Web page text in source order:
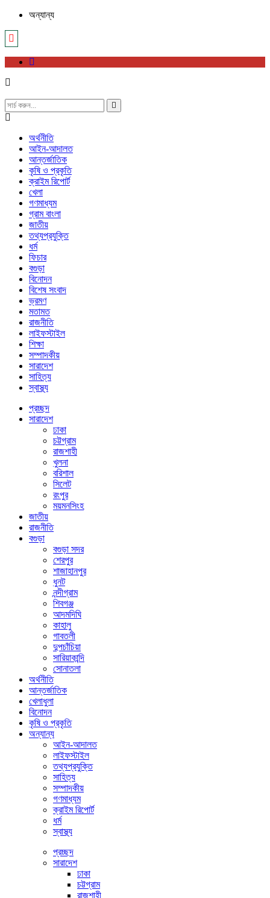
অন্যান্য
অর্থনীতি
আইন-আদালত
আন্তর্জাতিক
কৃষি ও প্রকৃতি
ক্রাইম রিপোর্ট
খেলা
গণমাধ্যম
গ্রাম বাংলা
জাতীয়
তথ্যপ্রযুক্তি
ধর্ম
ফিচার
বগুড়া
বিনোদন
বিশেষ সংবাদ
ভ্রমণ
মতামত
রাজনীতি
লাইফস্টাইল
শিক্ষা
সম্পাদকীয়
সারাদেশ
সাহিত্য
স্বাস্থ্য
প্রচ্ছদ
সারাদেশ
ঢাকা
চট্টগ্রাম
রাজশাহী
খুলনা
বরিশাল
সিলেট
রংপুর
ময়মনসিংহ
জাতীয়
রাজনীতি
বগুড়া
বগুড়া সদর
শেরপুর
শাজাহানপুর
ধুনট
নন্দীগ্রাম
শিবগঞ্জ
আদমদিঘি
কাহালু
গাবতলী
দুপচাঁচিয়া
সারিয়াকান্দি
সোনাতলা
অর্থনীতি
আন্তর্জাতিক
খেলাধুলা
বিনোদন
কৃষি ও প্রকৃতি
অন্যান্য
আইন-আদালত
লাইফস্টাইল
তথ্যপ্রযুক্তি
সাহিত্য
সম্পাদকীয়
গণমাধ্যম
ক্রাইম রিপোর্ট
ধর্ম
স্বাস্থ্য
প্রচ্ছদ
সারাদেশ
ঢাকা
চট্টগ্রাম
রাজশাহী